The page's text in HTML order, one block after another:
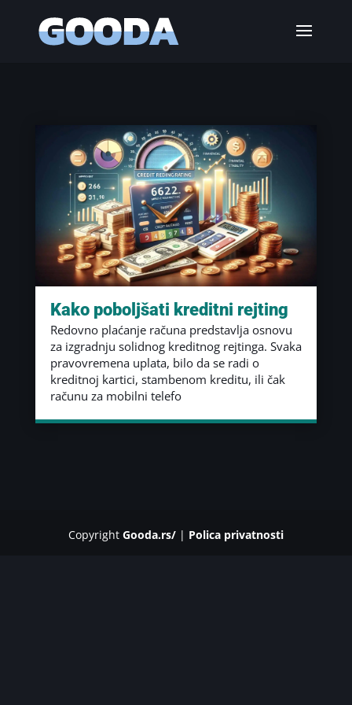
Kako poboljšati kreditni rejting
Redovno plaćanje računa predstavlja osnovu
za izgradnju solidnog kreditnog rejtinga. Svaka
pravovremena uplata, bilo da se radi o
kreditnoj kartici, stambenom kreditu, ili čak
računu za mobilni telefo
Copyright Gooda.rs/| Polica privatnosti